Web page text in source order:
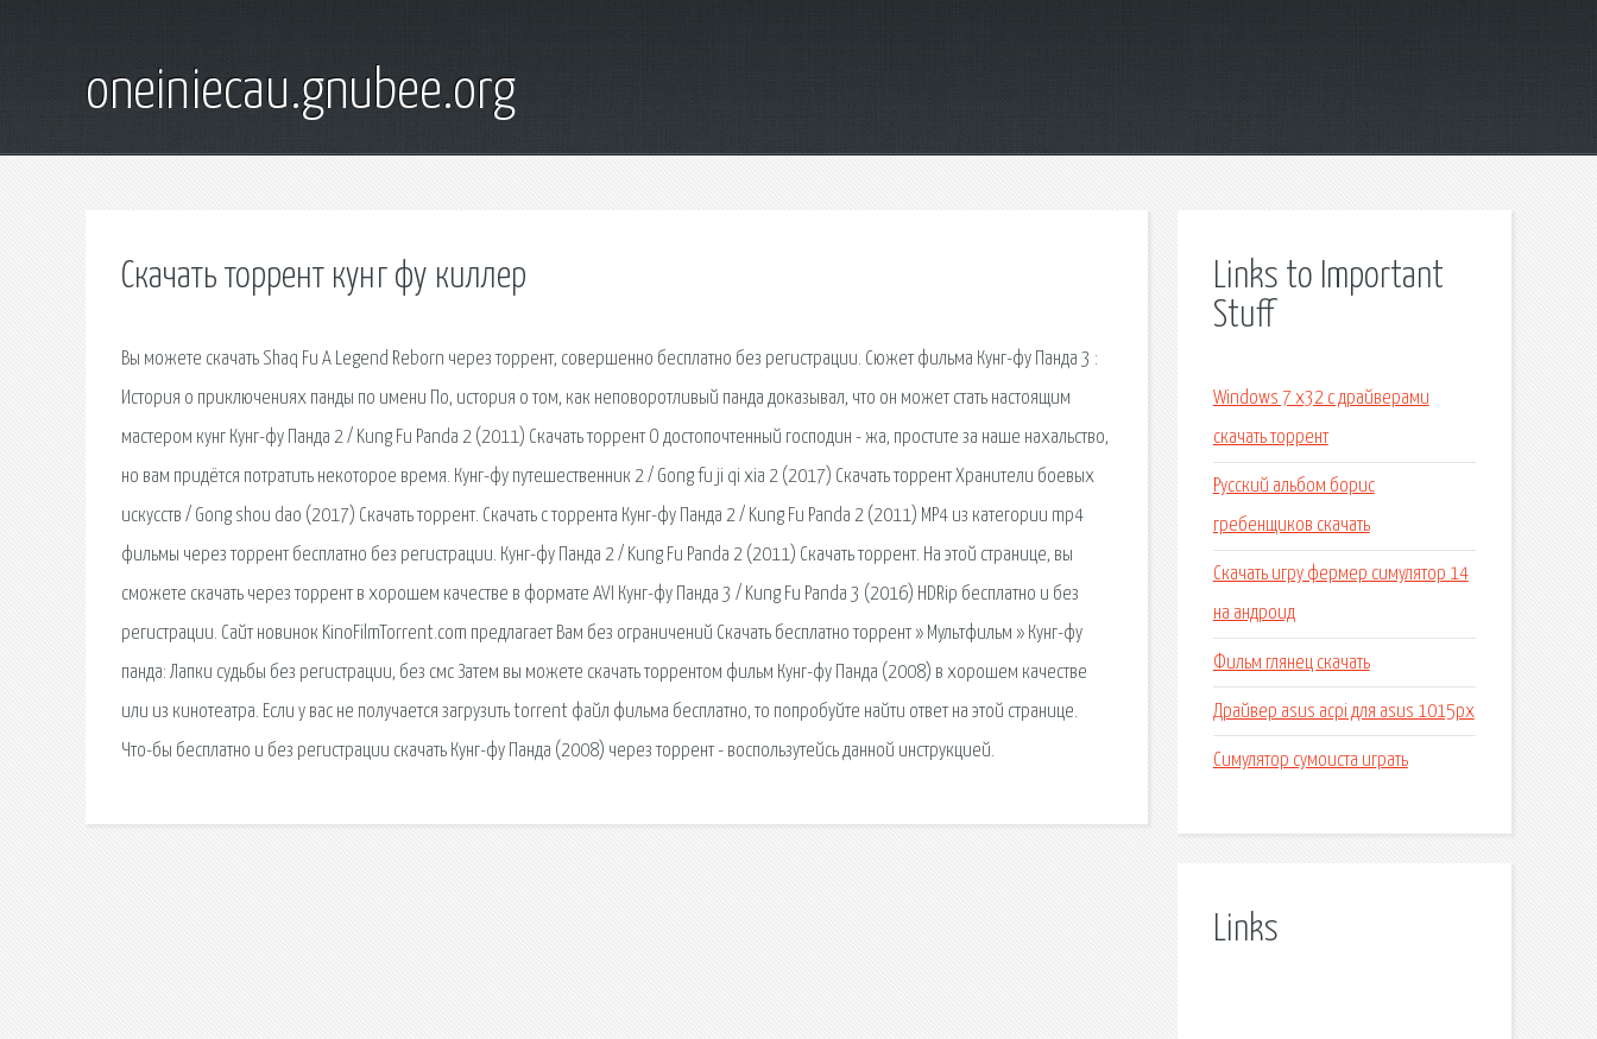
oneiniecau.gnubee.org
Скачать торрент кунг фу киллер
Вы можете скачать Shaq Fu A Legend Reborn через торрент, совершенно бесплатно без регистрации. Сюжет фильма Кунг-фу Панда 3 :
История о приключениях панды по имени По, история о том, как неповоротливый панда доказывал, что он может стать настоящим
мастером кунг Кунг-фу Панда 2 / Kung Fu Panda 2 (2011) Скачать торрент О достопочтенный господин - жа, простите за наше нахальство,
но вам придётся потратить некоторое время. Кунг-фу путешественник 2 / Gong fu ji qi xia 2 (2017) Скачать торрент Хранители боевых
искусств / Gong shou dao (2017) Скачать торрент. Скачать с торрента Кунг-фу Панда 2 / Kung Fu Panda 2 (2011) MP4 из категории mp4
фильмы через торрент бесплатно без регистрации. Кунг-фу Панда 2 / Kung Fu Panda 2 (2011) Скачать торрент. На этой странице, вы
сможете скачать через торрент в хорошем качестве в формате AVI Кунг-фу Панда 3 / Kung Fu Panda 3 (2016) HDRip бесплатно и без
регистрации. Сайт новинок KinoFilmTorrent.com предлагает Вам без ограничений Скачать бесплатно торрент » Мультфильм » Кунг-фу
панда: Лапки судьбы без регистрации, без смс Затем вы можете скачать торрентом фильм Кунг-фу Панда (2008) в хорошем качестве
или из кинотеатра. Если у вас не получается загрузить torrent файл фильма бесплатно, то попробуйте найти ответ на этой странице.
Что-бы бесплатно и без регистрации скачать Кунг-фу Панда (2008) через торрент - воспользутейсь данной инструкцией.
Links to Important
Stuff
Windows 7 x32 с драйверами
скачать торрент
Русский альбом борис
гребенщиков скачать
Скачать игру фермер симулятор 14
на андроид
Фильм глянец скачать
Драйвер asus acpi для asus 1015px
Симулятор сумоиста играть
Links